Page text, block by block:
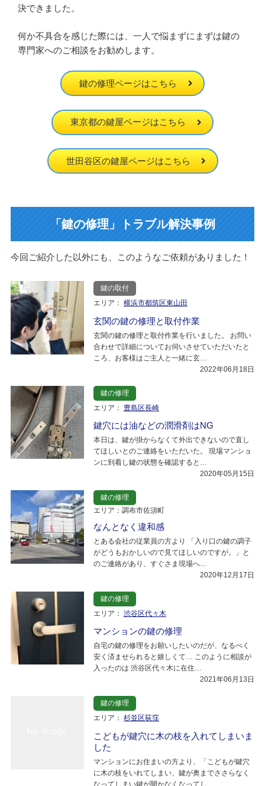
決できました。
何か不具合を感じた際には、一人で悩まずにまずは鍵の
専門家へのご相談をお勧めします。
鍵の修理ページはこちら
東京都の鍵屋ページはこちら
世田谷区の鍵屋ページはこちら
「鍵の修理」トラブル解決事例
今回ご紹介した以外にも、このようなご依頼がありました！
鍵の取付
エリア： 横浜市都筑区東山田
玄関の鍵の修理と取付作業
玄関の鍵の修理と取付作業を行いました。 お問い
合わせで詳細についてお伺いさせていただいたと
ころ、お客様はご主人と一緒に玄…
2022年06月18日
鍵の修理
エリア：
豊島区長崎
鍵穴には油などの潤滑剤はNG
本日は、鍵が掛からなくて外出できないので直し
てほしいとのご連絡をいただいた。 現場マンショ
ンに到着し鍵の状態を確認すると…
2020年05月15日
鍵の修理
エリア：調布市佐須町
なんとなく違和感
とある会社の従業員の方より 「入り口の鍵の調子
がどうもおかしいので見てほしいのですが。」と
のご連絡があり、すぐさま現場へ…
2020年12月17日
鍵の修理
エリア： 渋谷区代々木
マンションの鍵の修理
自宅の鍵の修理をお願いしたいのだが、なるべく
安く済ませられると嬉しくて… このように相談が
入ったのは 渋谷区代々木に在住…
2021年06月13日
鍵の修理
エリア： 杉並区荻窪
こどもが鍵穴に木の枝を入れてしまいま
した
マンションにお住まいの方より、「こどもが鍵穴
に木の枝をいれてしまい、鍵が奥までささらなく
なってしまい鍵が開かなくなってし…